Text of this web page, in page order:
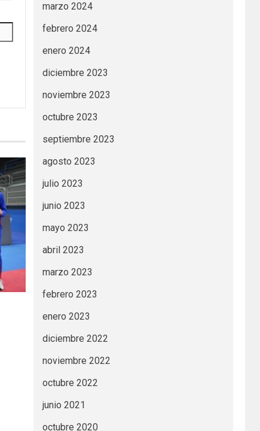
marzo 2024
febrero 2024
enero 2024
diciembre 2023
noviembre 2023
octubre 2023
septiembre 2023
agosto 2023
julio 2023
junio 2023
mayo 2023
abril 2023
marzo 2023
febrero 2023
enero 2023
diciembre 2022
noviembre 2022
octubre 2022
junio 2021
octubre 2020